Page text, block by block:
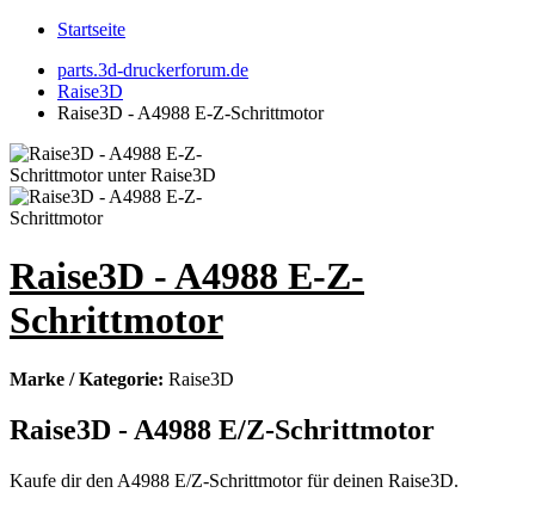
Startseite
parts.3d-druckerforum.de
Raise3D
Raise3D - A4988 E-Z-Schrittmotor
Raise3D - A4988 E-Z-
Schrittmotor
Marke / Kategorie: Raise3D
Raise3D - A4988 E/Z-Schrittmotor
Kaufe dir den A4988 E/Z-Schrittmotor für deinen Raise3D.